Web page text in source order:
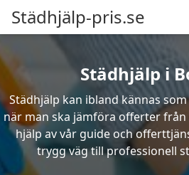
Städhjälp-pris.se
Städhjälp i
Städhjälp kan ibland kännas
när man ska jämföra offerter
hjälp av vår guide och
trygg väg till professionell